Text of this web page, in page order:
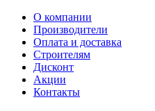
О компании
Производители
Оплата и доставка
Строителям
Дисконт
Акции
Контакты